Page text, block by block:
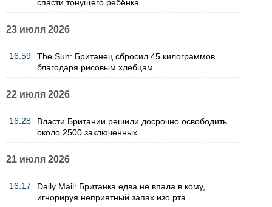
спасти тонущего ребёнка
23 июля 2026
16:59
The Sun: Британец сбросил 45 килограммов
благодаря рисовым хлебцам
22 июля 2026
16:28
Власти Британии решили досрочно освободить
около 2500 заключенных
21 июля 2026
16:17
Daily Mail: Британка едва не впала в кому,
игнорируя неприятный запах изо рта